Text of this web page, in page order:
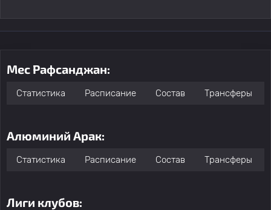
Мес Рафсанджан:
Статистика Расписание Состав Трансферы
Алюминий Арак:
Статистика Расписание Состав Трансферы
Лиги клубов: